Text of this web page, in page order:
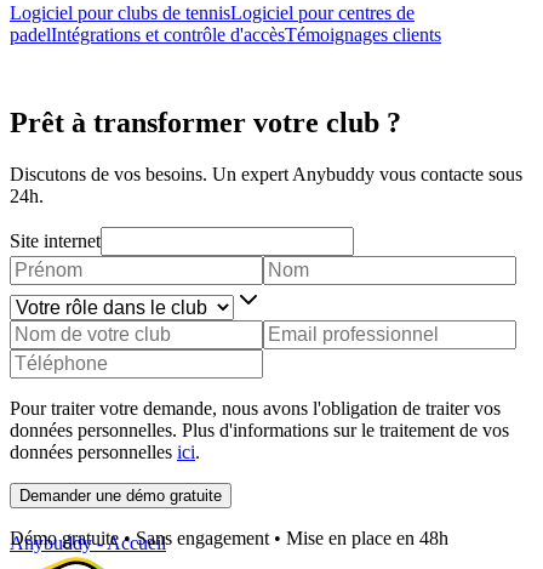
Logiciel pour clubs de tennisLogiciel pour centres de
padelIntégrations et contrôle d'accèsTémoignages clients
Prêt à transformer votre club ?
Discutons de vos besoins. Un expert Anybuddy vous contacte sous
24h.
Site internet
Pour traiter votre demande, nous avons l'obligation de traiter vos
données personnelles. Plus d'informations sur le traitement de vos
données personnelles ici.
Demander une démo gratuite
Démo gratuite • Sans engagement • Mise en place en 48h
Anybuddy - Accueil